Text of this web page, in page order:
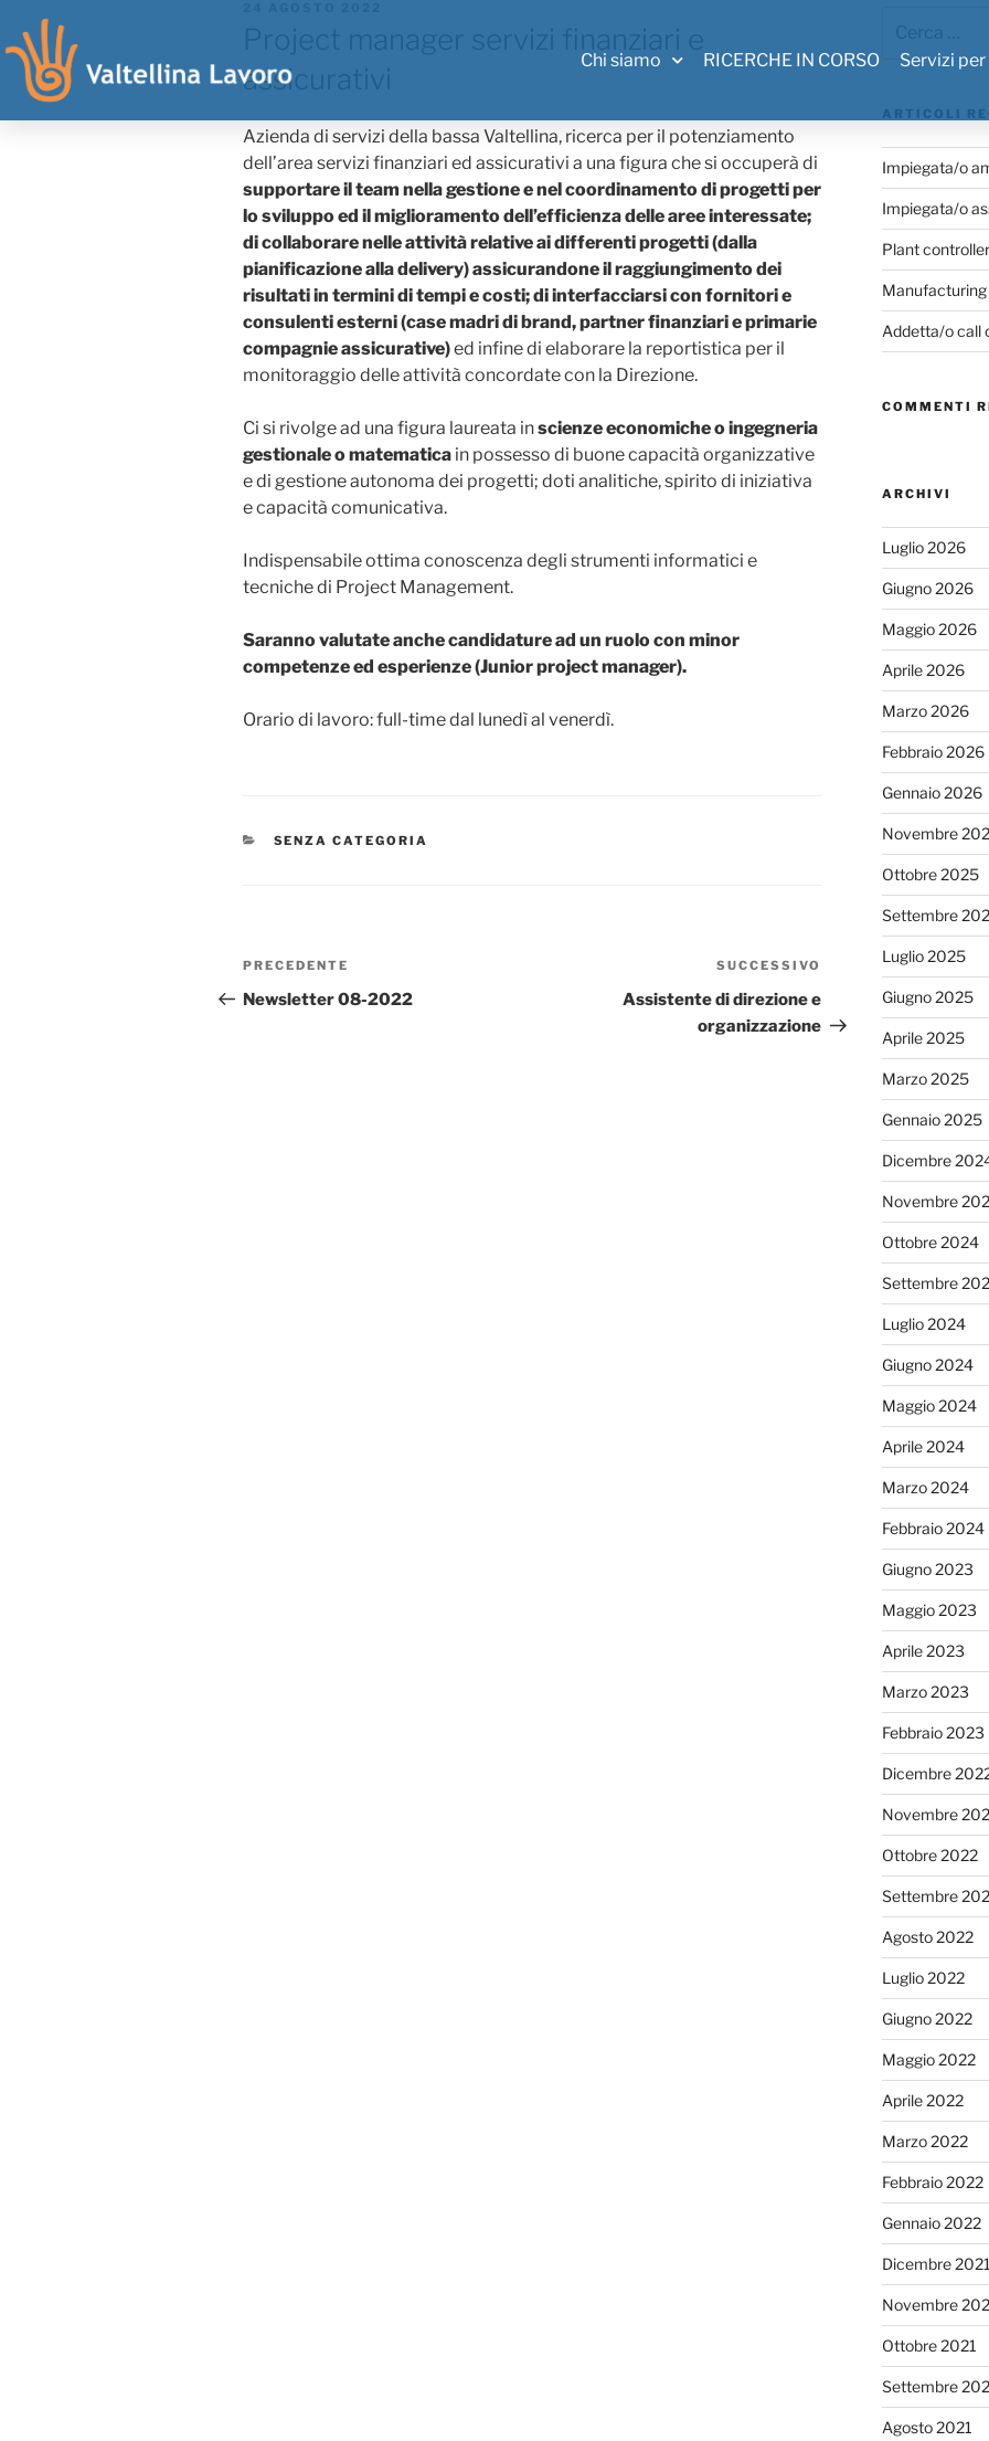
Chi siamo RICERCHE IN CORSO Servizi
assicurativi
Azienda di servizi della bassa Valtellina, ricerca per il potenziamento
dell’area servizi finanziari ed assicurativi a una figura che si occuperà di
supportare il team nella gestione e nel coordinamento di progetti per
lo sviluppo ed il miglioramento dell’efficienza delle aree interessate;
di collaborare nelle attività relative ai differenti progetti (dalla
pianificazione alla delivery) assicurandone il raggiungimento dei
risultati in termini di tempi e costi; di interfacciarsi con fornitori e
consulenti esterni (case madri di brand, partner finanziari e primarie
compagnie assicurative)ed infine di elaborare la reportistica per il
monitoraggio delle attività concordate con la Direzione.
Ci si rivolge ad una figura laureata inscienze economiche o ingegneria
gestionale o matematica in possesso di buone capacità organizzative
e di gestione autonoma dei progetti; doti analitiche, spirito di iniziativa
e capacità comunicativa.
Indispensabile ottima conoscenza degli strumenti informatici e
tecniche di Project Management.
Saranno valutate anche candidature ad un ruolo con minor
competenze ed esperienze (Junior project manager).
Orario di lavoro: full-time dal lunedì al venerdì.
SENZA CATEGORIA
PRECEDENTE
Newsletter 08-2022
SUCCESSIVO
Assistente di direzione e
organizzazione
ARTICOLI
Impiegata/o
Impiegata/o
Plant controller
Manufacturing
Addetta/o call
COMMENTI
ARCHIVI
Luglio 2026
Giugno 2026
Maggio 2026
Aprile 2026
Marzo 2026
Febbraio 2026
Gennaio 2026
Novembre
Ottobre 2025
Settembre
Luglio 2025
Giugno 2025
Aprile 2025
Marzo 2025
Gennaio 2025
Dicembre
Novembre
Ottobre 2024
Settembre
Luglio 2024
Giugno 2024
Maggio 2024
Aprile 2024
Marzo 2024
Febbraio 2024
Giugno 2023
Maggio 2023
Aprile 2023
Marzo 2023
Febbraio 2023
Dicembre
Novembre
Ottobre 2022
Settembre
Agosto 2022
Luglio 2022
Giugno 2022
Maggio 2022
Aprile 2022
Marzo 2022
Febbraio 2022
Gennaio 2022
Dicembre
Novembre
Ottobre 2021
Settembre
Agosto 2021